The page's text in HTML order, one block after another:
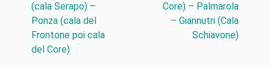
(cala Serapo) –
Ponza (cala del
Frontone poi cala
del Core)
Core) – Palmarola
– Giannutri (Cala
Schiavone)